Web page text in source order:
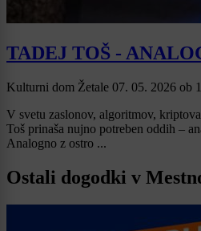
TADEJ TOŠ -
Kulturni dom Žetale 07. 05. 2026 ob
V svetu zaslonov, algoritmov,
Toš prinaša nujno potreben oddih –
Analogno z ostro ...
Ostali dogodki v